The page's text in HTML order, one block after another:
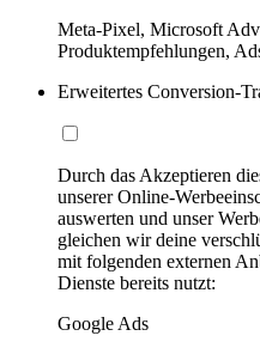
Meta-Pixel, Microsoft
Produktempfehlungen,
Erweitertes Conversion-
Durch das Akzeptieren
unserer Online-
auswerten und unser
gleichen wir deine
mit folgenden externen
Dienste bereits nutzt:
Google Ads